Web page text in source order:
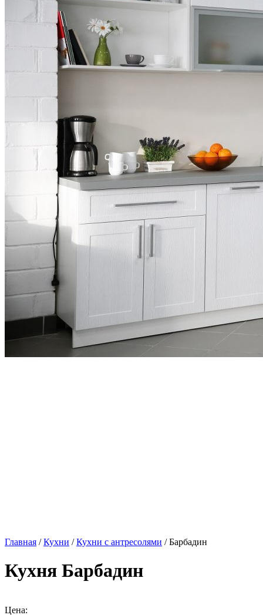
Главная /Кухни /Кухни с антресолями / Барбадин
Кухня Барбадин
Цена: